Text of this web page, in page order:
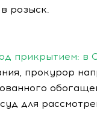
розыск.
прикрытием: в
прокурор
для